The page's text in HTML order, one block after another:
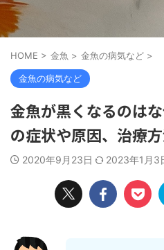
HOME > 金魚 > 金魚の病気など >
金魚の病気など
金魚が黒くなるのは
の症状や原因、治療
2020年9月23日 2023年1月3